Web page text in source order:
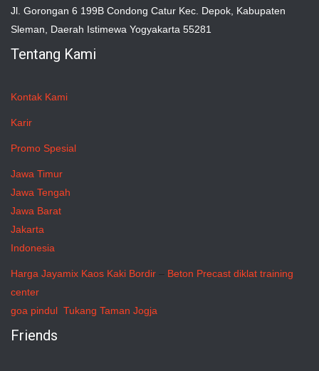
Jl. Gorongan 6 199B Condong Catur Kec. Depok, Kabupaten
Sleman, Daerah Istimewa Yogyakarta 55281
Tentang Kami
Kontak Kami
Karir
Promo Spesial
Jawa Timur
Jawa Tengah
Jawa Barat
Jakarta
Indonesia
Harga Jayamix Kaos Kaki Bordir – Beton Precast diklat training
center
goa pindul Tukang Taman Jogja
Friends